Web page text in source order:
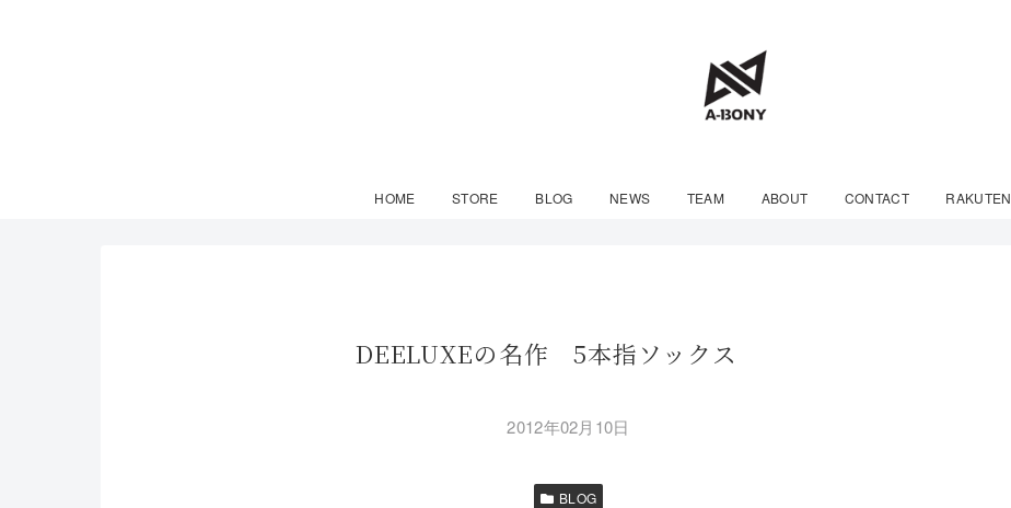
HOME STORE BLOG NEWS TEAM ABOUT CONTACT RAKUTEN
DEELUXEの名作 5本指ソックス
2012年02月10日
BLOG